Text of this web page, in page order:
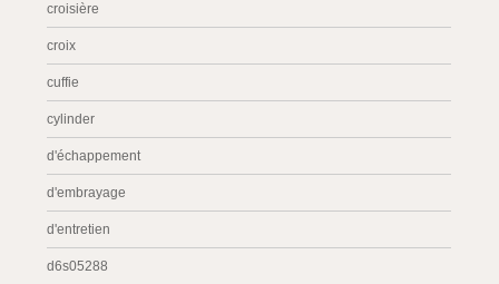
croisière
croix
cuffie
cylinder
d'échappement
d'embrayage
d'entretien
d6s05288